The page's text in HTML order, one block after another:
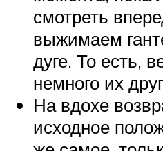
смотреть
выжимаем
дуге. То есть,
немного их
На вдохе
исходное